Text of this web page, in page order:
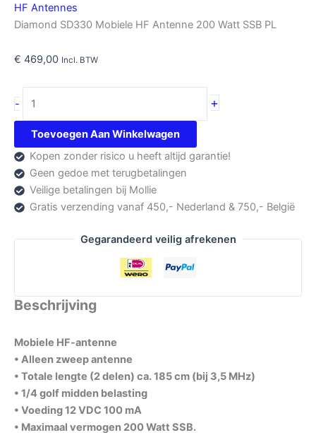
HF Antennes
Diamond SD330 Mobiele HF Antenne 200 Watt SSB PL
€ 469,00 Incl. BTW
-
SD330
Mobiele
HF
Antenne
PL
aantal
+
Toevoegen Aan Winkelwagen
Kopen zonder risico u heeft altijd garantie!
Geen gedoe met terugbetalingen
Veilige betalingen bij Mollie
Gratis verzending vanaf 450,- Nederland & 750,- België
Gegarandeerd veilig afrekenen
Beschrijving
Mobiele HF-antenne
• Alleen zweep antenne
• Totale lengte (2 delen) ca. 185 cm (bij 3,5 MHz)
• 1/4 golf midden belasting
• Voeding 12 VDC 100 mA
• Maximaal vermogen 200 Watt SSB.